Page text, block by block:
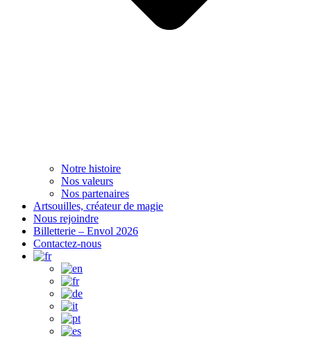
Notre histoire
Nos valeurs
Nos partenaires
Artsouilles, créateur de magie
Nous rejoindre
Billetterie – Envol 2026
Contactez-nous